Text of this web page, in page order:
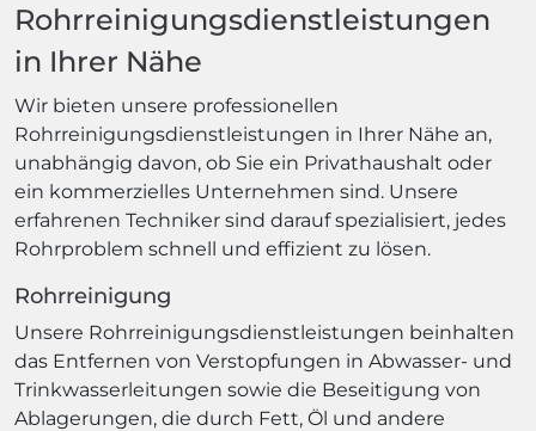
Rohrreinigungsdienstleistungen
in Ihrer Nähe
Wir bieten unsere professionellen
Rohrreinigungsdienstleistungen in Ihrer Nähe an,
unabhängig davon, ob Sie ein Privathaushalt oder
ein kommerzielles Unternehmen sind. Unsere
erfahrenen Techniker sind darauf spezialisiert, jedes
Rohrproblem schnell und effizient zu lösen.
Rohrreinigung
Unsere Rohrreinigungsdienstleistungen beinhalten
das Entfernen von Verstopfungen in Abwasser- und
Trinkwasserleitungen sowie die Beseitigung von
Ablagerungen, die durch Fett, Öl und andere